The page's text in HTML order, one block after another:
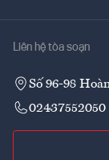
Liên hệ tòa soạn
Số 96-98
02437552050